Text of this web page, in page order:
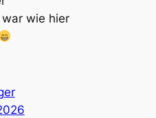
wie hier